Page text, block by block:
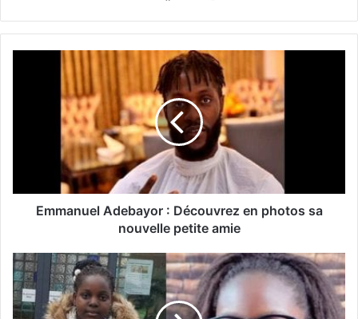
Emmanuel Adebayor : Découvrez en photos sa
nouvelle petite amie